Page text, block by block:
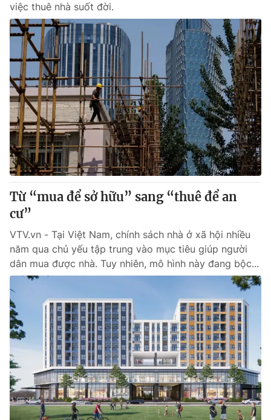
Hậu trường
Nhân vật
Khán giả
Giải sao mai
Điện ảnh
Âm nhạc
Sao
Đời sống
Du lịch
Làm đẹp
Chất lượng cuộc sống
Giáo dục
Tuyển sinh
Học trực tuyến
Công nghệ
Hitech Công nghệ tương lai
Sản phẩm
Thị trường
Tư vấn
Giao lưu trực tuyến
Lịch phát sóng
Chuyên mục khác
Emagazine Podcast
Photo Infographic
Video Shorts video
VTV Money VTV Thể thao
VTV Sức khoẻ Bất động sản
Thị trường 24h Tấm lòng Việt
việc thuê nhà suốt đời.
Từ “mua để sở hữu” sang “thuê để an
cư”
VTV.vn - Tại Việt Nam, chính sách nhà ở xã hội nhiều
năm qua chủ yếu tập trung vào mục tiêu giúp người
dân mua được nhà. Tuy nhiên, mô hình này đang bộc...